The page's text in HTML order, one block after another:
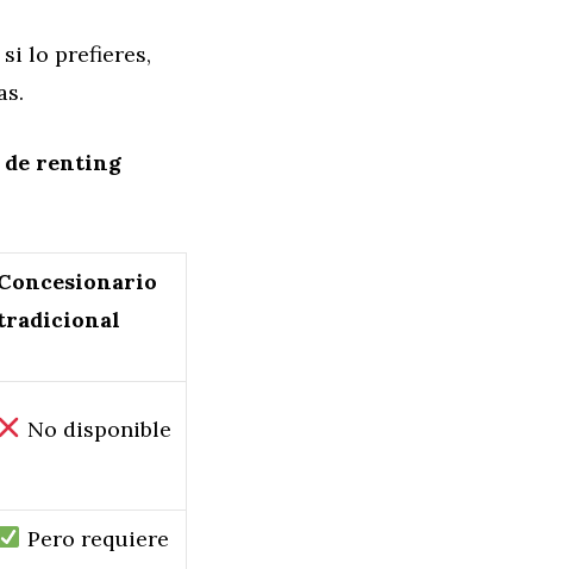
si lo prefieres,
de renting
No disponible
Pero requiere